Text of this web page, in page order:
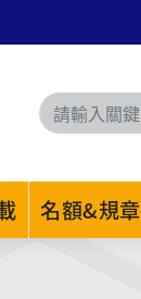
名額&規章